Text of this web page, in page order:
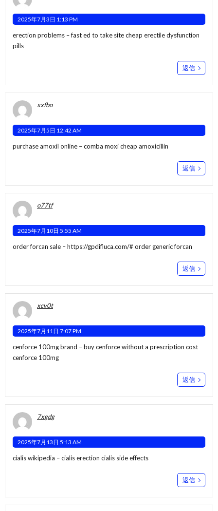
2025年7月3日 1:13 PM
erection problems –fast ed to take sitecheap erectile dysfunction
pills
返信
xxfbo
2025年7月5日 12:42 AM
purchase amoxil online –comba moxicheap amoxicillin
返信
o77tf
2025年7月10日 5:55 AM
order forcan sale –https://gpdifluca.com/# order generic forcan
返信
xcv0t
2025年7月11日 7:07 PM
cenforce 100mg brand –buy cenforce without a prescription cost
cenforce 100mg
返信
7xgdg
2025年7月13日 5:13 AM
cialis wikipedia –cialis erection cialis side effects
返信